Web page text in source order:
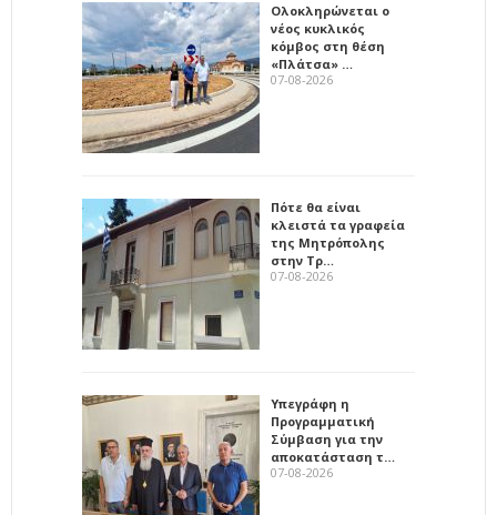
Ολοκληρώνεται ο
νέος κυκλικός
κόμβος στη θέση
«Πλάτσα» …
07-08-2026
Πότε θα είναι
κλειστά τα γραφεία
της Μητρόπολης
στην Τρ…
07-08-2026
Υπεγράφη η
Προγραμματική
Σύμβαση για την
αποκατάσταση τ…
07-08-2026